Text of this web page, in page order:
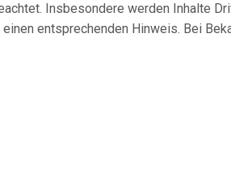
Insbesondere werden Inhalte
entsprechenden Hinweis. Bei